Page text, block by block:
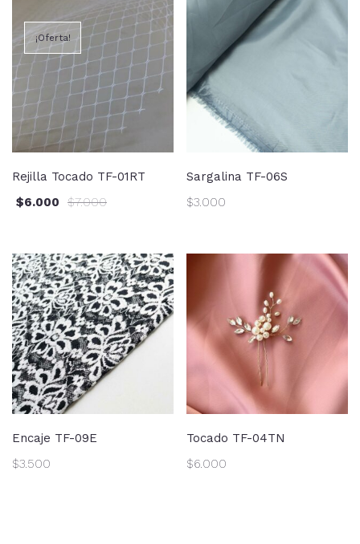
¡Oferta!
Rejilla Tocado TF-01RT
$7.000
$6.000
Sargalina TF-06S
$3.000
Encaje TF-09E
$3.500
Tocado TF-04TN
$6.000